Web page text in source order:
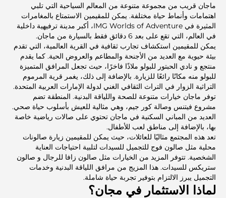
ماجان قريب من مجموعة متنوعة من المعالم السياحية التي تلبي
اهتمامات وأنماط حياة مختلفة. يمكن للمقيمين الاستمتاع بالمغامرات
المثيرة في IMG Worlds of Adventure، أكبر مدينة ترفيهية داخلية
في العالم، التي تقع على بعد 6 دقائق فقط بالسيارة من ماجان.
يمكن للمقيمين استكشاف تجارب ثقافية في القرية العالمية، التي تقدم
بيئة حيوية مع العديد من الأجنحة والمطاعم والعروض الحية. كما يقدم
منتجع و نادي الحبتور للبولو ملاذًا فاخرًا، حيث تجعل المرافق المتميزة
للبولو منه مكانًا رائعًا للزيارة. بالإضافة إلى ذلك، يغمر قرية المرموم
التراثية الزوار في التراث الثقافي الغني لدولة الإمارات العربية المتحدة.
توفر ماجان خيارات متنوعة للصحة واللياقة البدنية. المنطقة تضم
مشروع فيتنس وصالة كور جيم، وهي مثالية للعيش بأسلوب حياة صحي.
العديد من المباني السكنية في ماجان تحتوي على صالات رياضية خاصة
بها، بالإضافة إلى مناطق لعب للأطفال.
تعد هذه المجتمع مثاليًا للعائلات، حيث يمكن للمقيمين زيارة صالونات
محلية مثل صالون فوج للتجميل للسيدات لتلبية احتياجات العناية
الشخصية. تتوفر المزيد من الخيارات مثل صالون زافا للرجال و صالون
ستريكس للسيدات. هذا المزيج من مرافق اللياقة البدنية وخدمات
التجميل يبرز الالتزام بتوفير تجربة حياة شاملة.
لماذا الاستثمار في مجان؟